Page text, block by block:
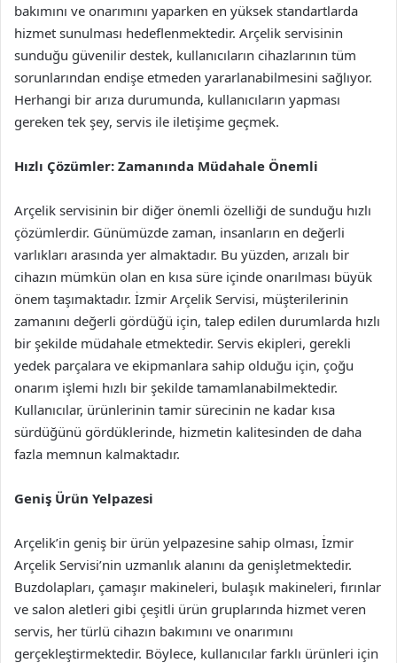
bakımını ve onarımını yaparken en yüksek standartlarda
hizmet sunulması hedeflenmektedir. Arçelik servisinin
sunduğu güvenilir destek, kullanıcıların cihazlarının tüm
sorunlarından endişe etmeden yararlanabilmesini sağlıyor.
Herhangi bir arıza durumunda, kullanıcıların yapması
gereken tek şey, servis ile iletişime geçmek.
Hızlı Çözümler: Zamanında Müdahale Önemli
Arçelik servisinin bir diğer önemli özelliği de sunduğu hızlı
çözümlerdir. Günümüzde zaman, insanların en değerli
varlıkları arasında yer almaktadır. Bu yüzden, arızalı bir
cihazın mümkün olan en kısa süre içinde onarılması büyük
önem taşımaktadır. İzmir Arçelik Servisi, müşterilerinin
zamanını değerli gördüğü için, talep edilen durumlarda hızlı
bir şekilde müdahale etmektedir. Servis ekipleri, gerekli
yedek parçalara ve ekipmanlara sahip olduğu için, çoğu
onarım işlemi hızlı bir şekilde tamamlanabilmektedir.
Kullanıcılar, ürünlerinin tamir sürecinin ne kadar kısa
sürdüğünü gördüklerinde, hizmetin kalitesinden de daha
fazla memnun kalmaktadır.
Geniş Ürün Yelpazesi
Arçelik’in geniş bir ürün yelpazesine sahip olması, İzmir
Arçelik Servisi’nin uzmanlık alanını da genişletmektedir.
Buzdolapları, çamaşır makineleri, bulaşık makineleri, fırınlar
ve salon aletleri gibi çeşitli ürün gruplarında hizmet veren
servis, her türlü cihazın bakımını ve onarımını
gerçekleştirmektedir. Böylece, kullanıcılar farklı ürünleri için